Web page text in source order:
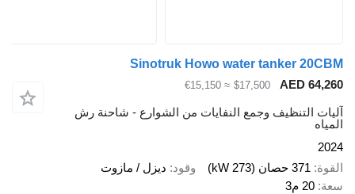
Sinotruk Howo water tanker 20CBM
AED 64,260
$17,500
≈ €15,150
آليات التنظيف وجمع النفايات من الشوارع - شاحنة رش
المياه
2024
القوة 371 حصان (273 kW) وقود ديزل / مازوت
سعة 20 م3